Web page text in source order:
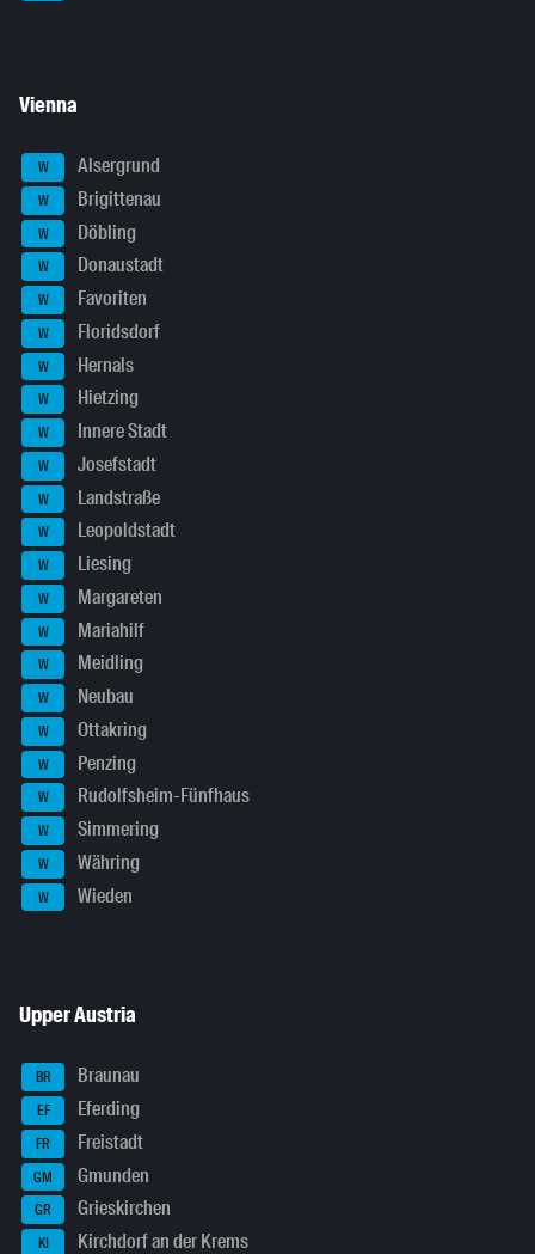
Vienna
W Alsergrund
W Brigittenau
W Döbling
W Donaustadt
W Favoriten
W Floridsdorf
W Hernals
W Hietzing
W Innere Stadt
W Josefstadt
W Landstraße
W Leopoldstadt
W Liesing
W Margareten
W Mariahilf
W Meidling
W Neubau
W Ottakring
W Penzing
W Rudolfsheim-Fünfhaus
W Simmering
W Währing
W Wieden
Upper Austria
BR Braunau
EF Eferding
FR Freistadt
GM Gmunden
GR Grieskirchen
KI Kirchdorf an der Krems